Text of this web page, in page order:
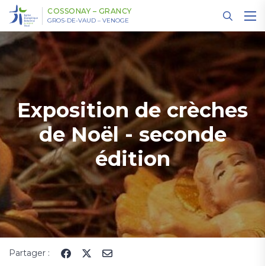
COSSONAY – GRANCY
GROS-DE-VAUD – VENOGE
Exposition de crèches
de Noël - seconde
édition
Partager :
Panneau de gestion des cookies